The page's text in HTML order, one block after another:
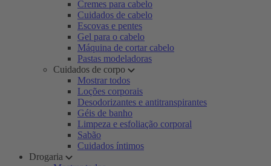
Cremes para cabelo
Cuidados de cabelo
Escovas e pentes
Gel para o cabelo
Máquina de cortar cabelo
Pastas modeladoras
Cuidados de corpo
Mostrar todos
Loções corporais
Desodorizantes e antitranspirantes
Géis de banho
Limpeza e esfoliação corporal
Sabão
Cuidados íntimos
Drogaria